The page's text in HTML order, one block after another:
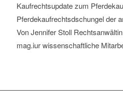
Kaufrechtsupdate zum
Pferdekaufrechtsdschungel der
Von Jennifer Stoll
mag.iur wissenschaftliche